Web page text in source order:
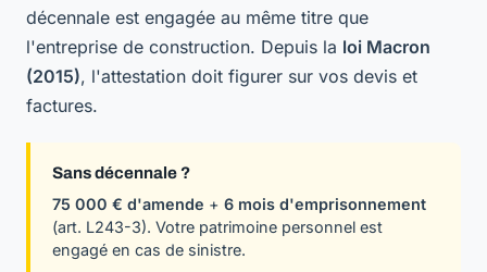
décennale est engagée au même titre que
l'entreprise de construction. Depuis la loi Macron
(2015), l'attestation doit figurer sur vos devis et
factures.
Sans décennale ?
75 000 € d'amende + 6 mois d'emprisonnement
(art. L243-3). Votre patrimoine personnel est
engagé en cas de sinistre.